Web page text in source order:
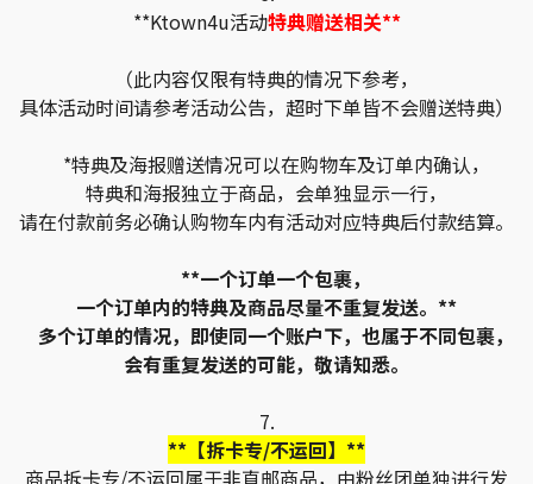
**Ktown4u活动特典赠送相关**
（此内容仅限有特典的情况下参考，
具体活动时间请参考活动公告，超时下单皆不会赠送特典）
*特典及海报赠送情况可以在购物车及订单内确认，
特典和海报独立于商品，会单独显示一行，
请在付款前务必确认购物车内有活动对应特典后付款结算。
**一个订单一个包裹，
一个订单内的特典及商品尽量不重复发送。**
多个订单的情况，即使同一个账户下，也属于不同包裹，
会有重复发送的可能，敬请知悉。
7.
**【拆卡专/不运回】**
商品拆卡专/不运回属于非直邮商品，由粉丝团单独进行发